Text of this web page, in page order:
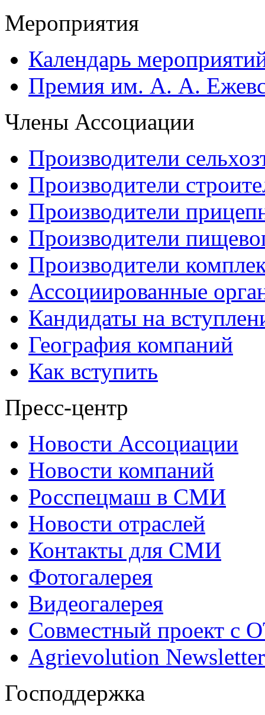
Мероприятия
Календарь
Премия им. А. А.
Члены Ассоциации
Производители
Производители
Производители
Производители
Производители
Ассоциированные
Кандидаты на
География компаний
Как вступить
Пресс-центр
Новости Ассоциации
Новости компаний
Росспецмаш в СМИ
Новости отраслей
Контакты для СМИ
Фотогалерея
Видеогалерея
Совместный проект с
Agrievolution Newsletter
Господдержка